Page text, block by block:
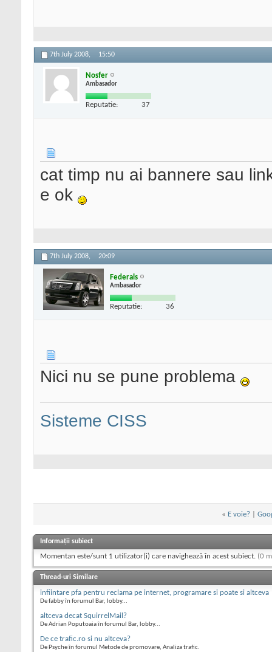
7th July 2008, 15:50
Nosfer
Ambasador
Reputatie: 37
cat timp nu ai bannere sau
e ok
7th July 2008, 20:09
Federals
Ambasador
Reputatie: 36
Nici nu se pune problema
Sisteme CISS
« E voie?
Informații subiect
Momentan este/sunt 1 utilizator(i) care navighează în acest subiect. (0
Thread-uri Similare
infiintare pfa pentru reclama pe internet, programare si poate si altceva
De fabby în forumul Bar, lobby...
altceva decat SquirrelMail?
De Adrian Poputoaia în forumul Bar, lobby...
De ce trafic.ro si nu altceva?
De Psyche în forumul Metode de promovare, Analiza trafic.